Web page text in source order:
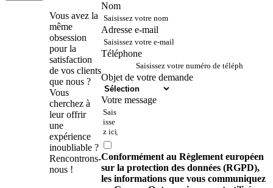
Vous avez la
même
obsession
pour la
satisfaction
de vos clients
que nous ?
Vous
cherchez à
leur offrir
une
expérience
inoubliable ?
Rencontrons-
nous !
Nom
Adresse e-mail
Téléphone
Objet de votre demande
Votre message
Conformément au Règlement européen
sur la protection des données (RGPD),
les informations que vous communiquez